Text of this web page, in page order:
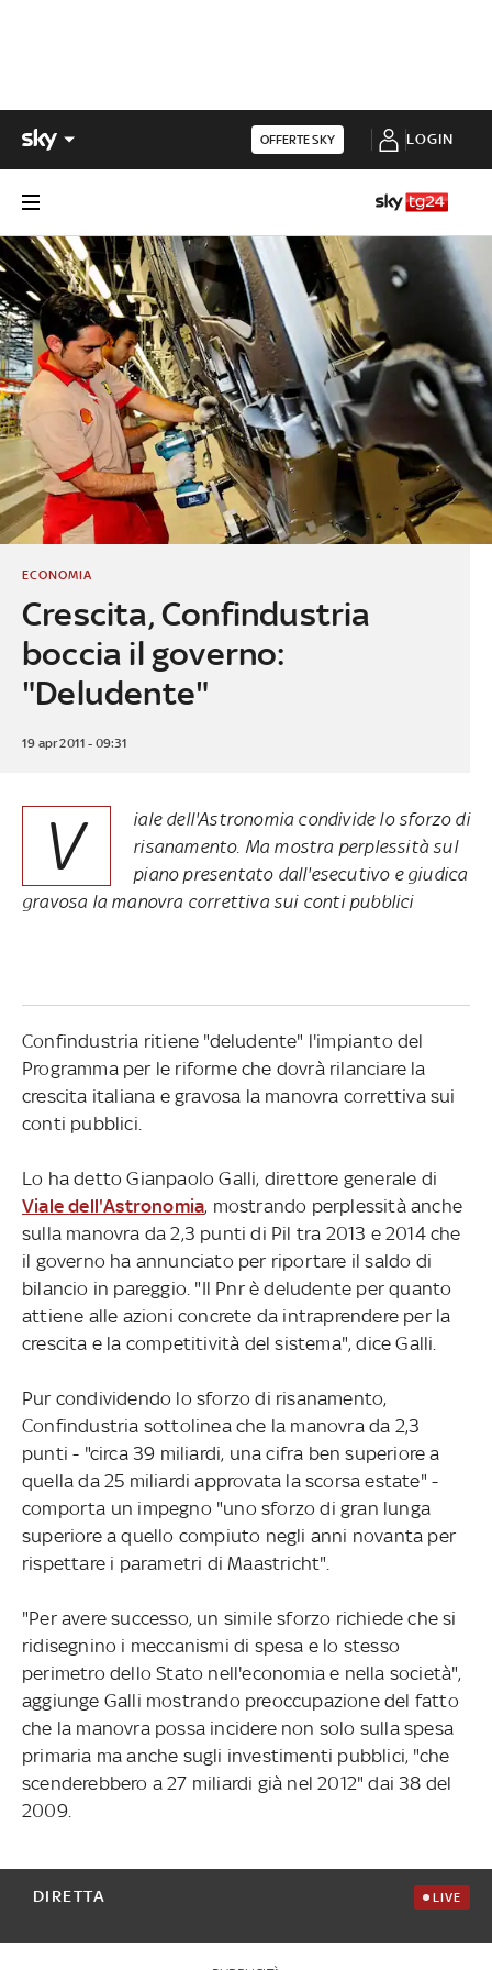
OFFERTE SKY LOGIN
Crescita, Confindustria
boccia il governo:
"Deludente"
ECONOMIA
19 apr 2011 - 09:31
V
iale dell'Astronomia condivide lo sforzo di
risanamento. Ma mostra perplessità sul
piano presentato dall'esecutivo e giudica
gravosa la manovra correttiva sui conti pubblici
Confindustria ritiene "deludente" l'impianto del
Programma per le riforme che dovrà rilanciare la
crescita italiana e gravosa la manovra correttiva sui
conti pubblici.
Lo ha detto Gianpaolo Galli, direttore generale di
Viale dell'Astronomia, mostrando perplessità anche
sulla manovra da 2,3 punti di Pil tra 2013 e 2014 che
il governo ha annunciato per riportare il saldo di
bilancio in pareggio. "Il Pnr è deludente per quanto
attiene alle azioni concrete da intraprendere per la
crescita e la competitività del sistema", dice Galli.
Pur condividendo lo sforzo di risanamento,
Confindustria sottolinea che la manovra da 2,3
punti - "circa 39 miliardi, una cifra ben superiore a
quella da 25 miliardi approvata la scorsa estate" -
comporta un impegno "uno sforzo di gran lunga
superiore a quello compiuto negli anni novanta per
rispettare i parametri di Maastricht".
"Per avere successo, un simile sforzo richiede che si
ridisegnino i meccanismi di spesa e lo stesso
perimetro dello Stato nell'economia e nella società",
aggiunge Galli mostrando preoccupazione del fatto
che la manovra possa incidere non solo sulla spesa
primaria ma anche sugli investimenti pubblici, "che
scenderebbero a 27 miliardi già nel 2012" dai 38 del
2009.
DIRETTA LIVE